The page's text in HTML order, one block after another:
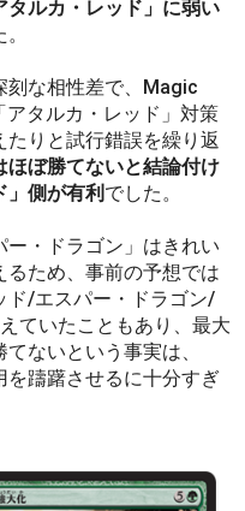
タルカ・レッド」に弱い
刻な相性差で、Magic
タルカ・レッド」対策
りと試行錯誤を繰り返
ほぼ勝てないと結論付け
」側が有利 でした。
ー・ドラゴン」はきれい
ため、事前の予想では
ド/エスパー・ドラゴン/
ていたこともあり、最大
ないという事実は、
を躊躇させるに十分すぎ